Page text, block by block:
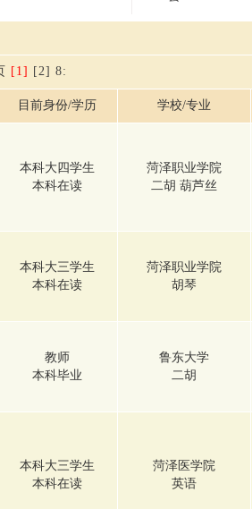
[1] [2] 8:
目前身份/学历 学校/专业
本科大四学生
本科在读
菏泽职业学院
二胡 葫芦丝
本科大三学生
本科在读
菏泽职业学院
胡琴
教师
本科毕业
鲁东大学
二胡
本科大三学生
本科在读
菏泽医学院
英语